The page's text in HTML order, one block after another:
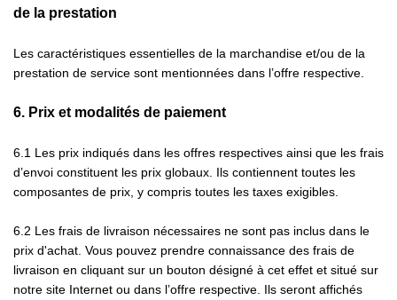
de la prestation
Les caractéristiques essentielles de la marchandise et/ou de la
prestation de service sont mentionnées dans l’offre respective.
6. Prix et modalités de paiement
6.1 Les prix indiqués dans les offres respectives ainsi que les frais
d’envoi constituent les prix globaux. Ils contiennent toutes les
composantes de prix, y compris toutes les taxes exigibles.
6.2 Les frais de livraison nécessaires ne sont pas inclus dans le
prix d'achat. Vous pouvez prendre connaissance des frais de
livraison en cliquant sur un bouton désigné à cet effet et situé sur
notre site Internet ou dans l’offre respective. Ils seront affichés